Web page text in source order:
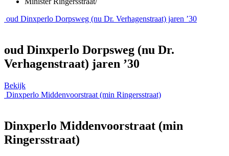
oud Dinxperlo Dorpsweg (nu Dr. Verhagenstraat) jaren ’30
oud Dinxperlo Dorpsweg (nu Dr.
Verhagenstraat) jaren ’30
Bekijk
Dinxperlo Middenvoorstraat (min Ringersstraat)
Dinxperlo Middenvoorstraat (min
Ringersstraat)